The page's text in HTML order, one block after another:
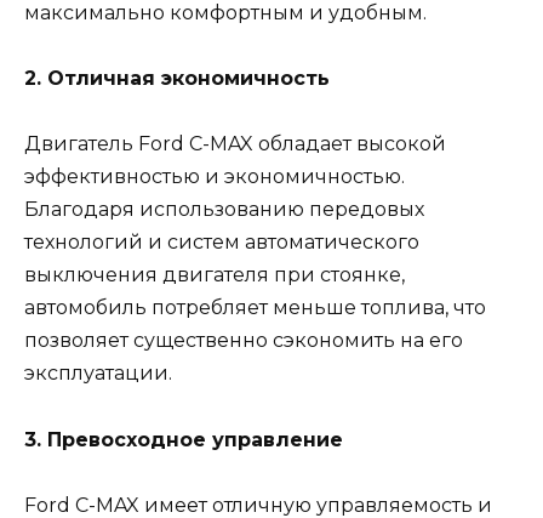
максимально комфортным и удобным.
2. Отличная экономичность
Двигатель Ford C-MAX обладает высокой
эффективностью и экономичностью.
Благодаря использованию передовых
технологий и систем автоматического
выключения двигателя при стоянке,
автомобиль потребляет меньше топлива, что
позволяет существенно сэкономить на его
эксплуатации.
3. Превосходное управление
Ford C-MAX имеет отличную управляемость и